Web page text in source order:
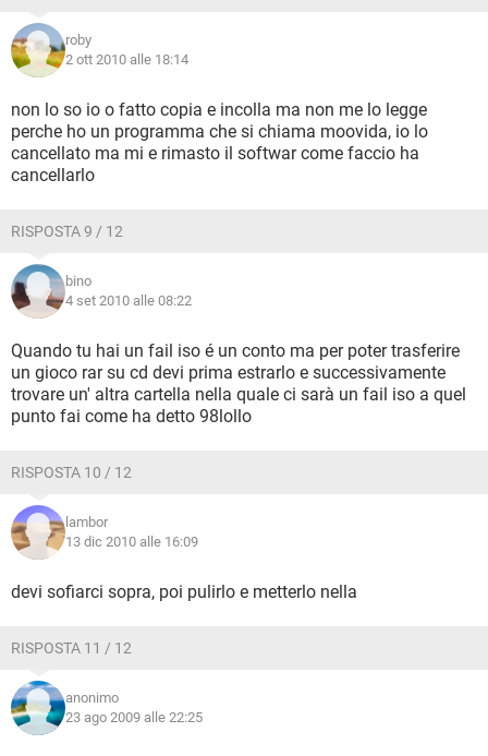
roby
2 ott 2010 alle 18:14
non lo so io o fatto copia e incolla ma non me lo legge
perche ho un programma che si chiama moovida, io lo
cancellato ma mi e rimasto il softwar come faccio ha
cancellarlo
RISPOSTA 9 / 12
bino
4 set 2010 alle 08:22
Quando tu hai un fail iso é un conto ma per poter trasferire
un gioco rar su cd devi prima estrarlo e successivamente
trovare un' altra cartella nella quale ci sarà un fail iso a quel
punto fai come ha detto 98lollo
RISPOSTA 10 / 12
lambor
13 dic 2010 alle 16:09
devi sofiarci sopra, poi pulirlo e metterlo nella
RISPOSTA 11 / 12
anonimo
23 ago 2009 alle 22:25